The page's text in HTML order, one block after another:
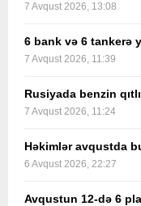
7 Avqust 2026, 13:08
6 bank və 6 tankerə
7 Avqust 2026, 11:39
Rusiyada benzin
7 Avqust 2026, 11:24
Həkimlər avqustda
6 Avqust 2026, 22:27
Avqustun 12-də 6